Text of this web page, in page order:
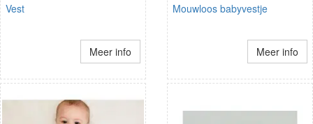
Vest
Meer info
Mouwloos babyvestje
Meer info